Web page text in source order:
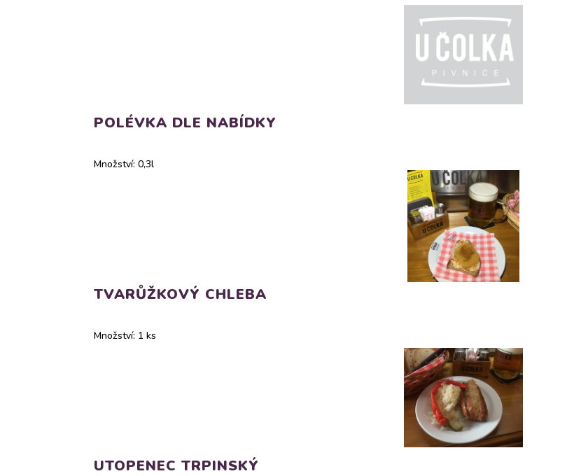
POLÉVKA DLE NABÍDKY
Množství: 0,3l
TVARŮŽKOVÝ CHLEBA
Množství: 1 ks
UTOPENEC TRPINSKÝ